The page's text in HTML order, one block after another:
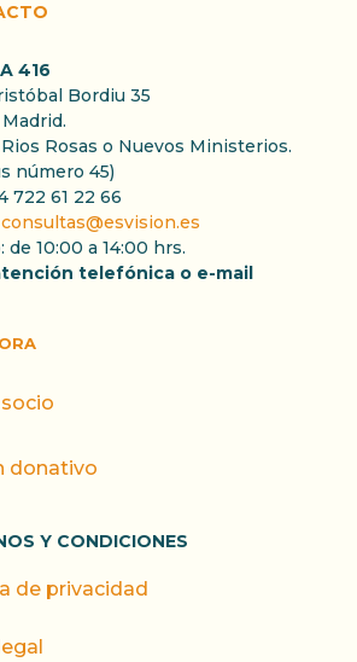
416
Bordiu 35
Rosas o Nuevos Ministerios.
número 45)
722 61 22 66
consultas@esvision.es
de 10:00 a 14:00 hrs.
telefónica o e-mail
donativo
Y CONDICIONES
de privacidad